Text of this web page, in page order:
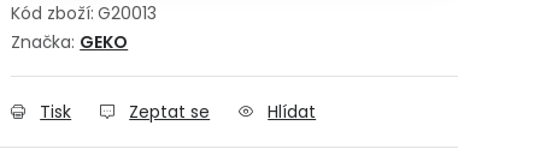
Kód zboží: G20013
Značka: GEKO
Tisk Zeptat se Hlídat